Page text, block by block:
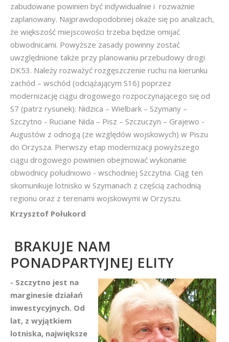
zabudowane powinien być indywidualnie i rozważnie
zaplanowany. Najprawdopodobniej okaże się po analizach,
że większość miejscowości trzeba będzie omijać
obwodnicami. Powyższe zasady powinny zostać
uwzględnione także przy planowaniu przebudowy drogi
DK53. Należy rozważyć rozgęszczenie ruchu na kierunku
zachód – wschód (odciążającym S16) poprzez
modernizację ciągu drogowego rozpoczynającego się od
S7 (patrz rysunek): Nidzica – Wielbark – Szymany –
Szczytno - Ruciane Nida – Pisz – Szczuczyn – Grajewo -
Augustów z odnogą (ze względów wojskowych) w Piszu
do Orzysza. Pierwszy etap modernizacji powyższego
ciągu drogowego powinien obejmować wykonanie
obwodnicy południowo - wschodniej Szczytna. Ciąg ten
skomunikuje lotnisko w Szymanach z częścią zachodnią
regionu oraz z terenami wojskowymi w Orzyszu.
Krzysztof Połukord
BRAKUJE NAM
PONADPARTYJNEJ ELITY
- Szczytno jest na
marginesie działań
inwestycyjnych. Od
lat, z wyjątkiem
lotniska, największe